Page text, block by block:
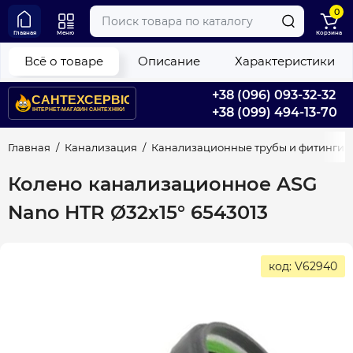
+38 (096) 093-32-32
+38 (099) 494-13-70
Главная Меню
0
Корзина
Главная Канализация Канализационные трубы и фитинги
Колено канализационное ASG
Nano HTR Ø32х15° 6543013
Всё о товаре Описание Характеристики
код: V62940